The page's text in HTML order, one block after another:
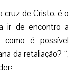
cruz de Cristo, é o
ir de encontro a
é possível
da retaliação? “,